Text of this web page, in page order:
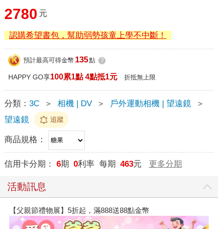
2780 元
認購希望書包，幫助弱勢孩童上學不中斷！
預計最高可得金幣 135點 ?
HAPPY GO享100累1點 4點抵1元 折抵無上限
分類： 3C ＞ 相機 | DV ＞ 戶外運動相機 | 望遠鏡
＞
望遠鏡
追蹤
商品規格：
信用卡分期： 6期 0利率 每期 463元 更多分期
活動訊息
【父親節禮物展】5折起，滿888送88點金幣